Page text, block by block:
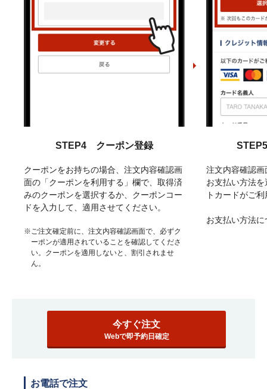
STEP4 クーポン登録
クーポンをお持ちの場合、注文内容確認画
面の「クーポンを利用する」欄で、取得済
みのクーポンを選択するか、クーポンコー
ドを入力して、適用させてください。
※ご注文確定前に、注文内容確認画面で、必ずク
ーポンが適用されていることを確認してくださ
い。クーポンを適用しないと、割引されませ
ん。
注文内容確認
お支払い方法
トカードがご
お支払い方法
今すぐ注文
Webで即予約日確定
お電話で注文